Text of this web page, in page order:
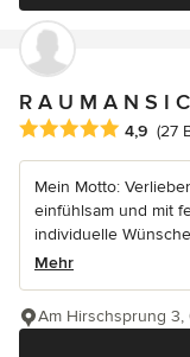
R A U M A N S I
Durchschnittliche
4,9 (27
Mein Motto:
einfühlsam und mit
individuelle
Mehr
Am Hirschsprung 3,